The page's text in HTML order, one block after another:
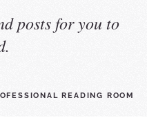
posts for you to
READING ROOM